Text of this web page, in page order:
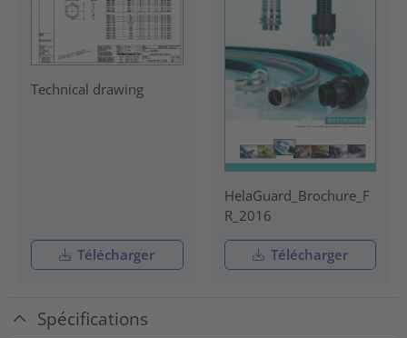
Technical drawing
Télécharger
HelaGuard_Brochure_F
R_2016
Télécharger
Spécifications